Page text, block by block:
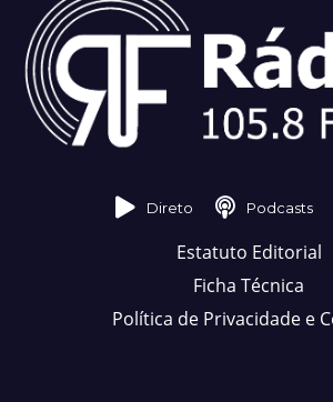
Direto Podcasts
Estatuto Editorial
Ficha Técnica
Política de Privacidade e